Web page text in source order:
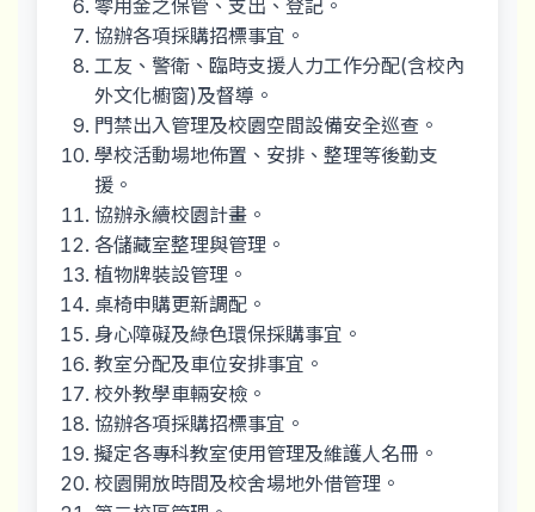
零用金之保管、支出、登記。
協辦各項採購招標事宜。
工友、警衛、臨時支援人力工作分配(含校內
外文化櫥窗)及督導。
門禁出入管理及校園空間設備安全巡查。
學校活動場地佈置、安排、整理等後勤支
援。
協辦永續校園計畫。
各儲藏室整理與管理。
植物牌裝設管理。
桌椅申購更新調配。
身心障礙及綠色環保採購事宜。
教室分配及車位安排事宜。
校外教學車輛安檢。
協辦各項採購招標事宜。
擬定各專科教室使用管理及維護人名冊。
校園開放時間及校舍場地外借管理。